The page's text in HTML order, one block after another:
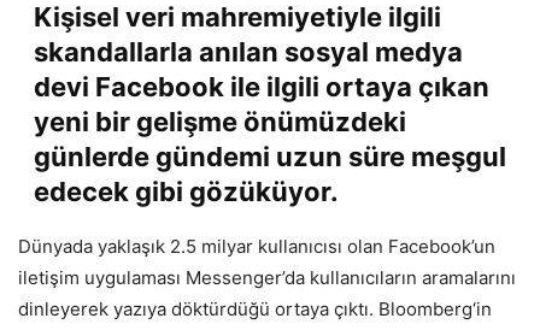
Kişisel veri mahremiyetiyle ilgili
skandallarla anılan sosyal medya
devi Facebook ile ilgili ortaya çıkan
yeni bir gelişme önümüzdeki
günlerde gündemi uzun süre meşgul
edecek gibi gözüküyor.
Dünyada yaklaşık 2.5 milyar kullanıcısı olan Facebook’un
iletişim uygulaması Messenger’da kullanıcıların aramalarını
dinleyerek yazıya döktürdüğü ortaya çıktı. Bloomberg‘in